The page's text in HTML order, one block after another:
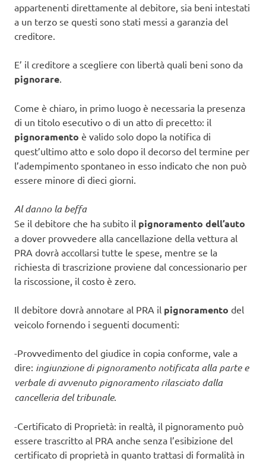
appartenenti direttamente al debitore, sia beni intestati
a un terzo se questi sono stati messi a garanzia del
creditore.
E’ il creditore a scegliere con libertà quali beni sono da
pignorare.
Come è chiaro, in primo luogo è necessaria la presenza
di un titolo esecutivo o di un atto di precetto: il
pignoramento è valido solo dopo la notifica di
quest’ultimo atto e solo dopo il decorso del termine per
l’adempimento spontaneo in esso indicato che non può
essere minore di dieci giorni.
Al danno la beffa
Se il debitore che ha subito il pignoramento dell’auto
a dover provvedere alla cancellazione della vettura al
PRA dovrà accollarsi tutte le spese, mentre se la
richiesta di trascrizione proviene dal concessionario per
la riscossione, il costo è zero.
Il debitore dovrà annotare al PRA il pignoramento del
veicolo fornendo i seguenti documenti:
-Provvedimento del giudice in copia conforme, vale a
dire: ingiunzione di pignoramento notificata alla parte e
verbale di avvenuto pignoramento rilasciato dalla
cancelleria del tribunale.
-Certificato di Proprietà: in realtà, il pignoramento può
essere trascritto al PRA anche senza l’esibizione del
certificato di proprietà in quanto trattasi di formalità in